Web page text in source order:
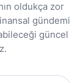
oldukça zor
gündemi
güncel